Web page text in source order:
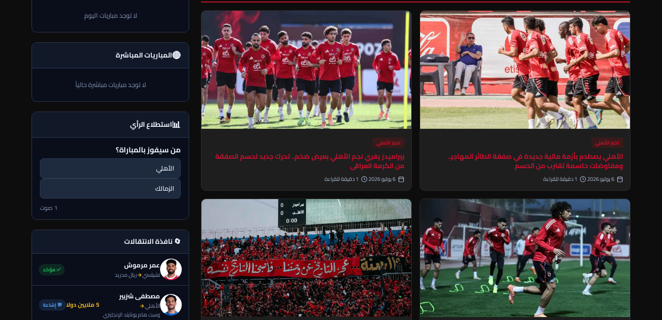
اخبار الأهلي
الأهلي يصطدم بأزمة مالية جديدة في صفقة الطائر المهاجر..
ومفاوضات حاسمة تقترب من الحسم
اخبار الأهلي
بيراميدز يغري نجم الأهلي بعرض ضخم.. تحرك جديد لحسم الصفقة
من الكرمة العراقي
لا توجد مباريات اليوم
🔴المباريات المباشرة
لا توجد مباريات مباشرة حالياً
📊استطلاع الرأي
من سيفوز بالمباراة؟
الأهلي
الزمالك
1 صوت
🔄 نافذة الانتقالات
عمر مرموش
تشيلسي→ريال مدريد
✅ مؤكد
مصطفى شزبير
الأهلي→
وست هام يونايتد الإنجليزي
5 ملايين دولا 💬 إشاعة